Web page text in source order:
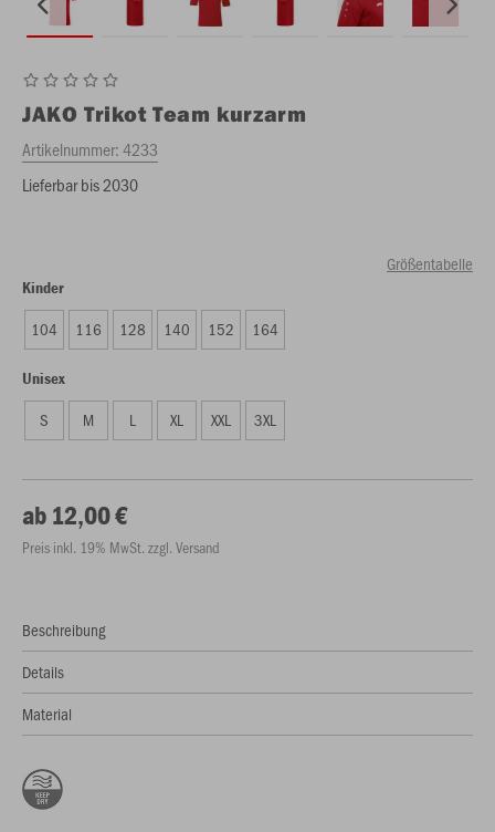
JAKO Trikot Team kurzarm
Artikelnummer:4233
Lieferbar bis 2030
Größentabelle
Kinder
104 116 128 140 152 164
Unisex
S M L XL XXL 3XL
ab 12,00 €
Preis inkl. 19% MwSt. zzgl. Versand
Beschreibung
Details
Material